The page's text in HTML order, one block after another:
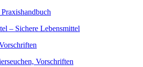
– Sichere Lebensmittel
Vorschriften